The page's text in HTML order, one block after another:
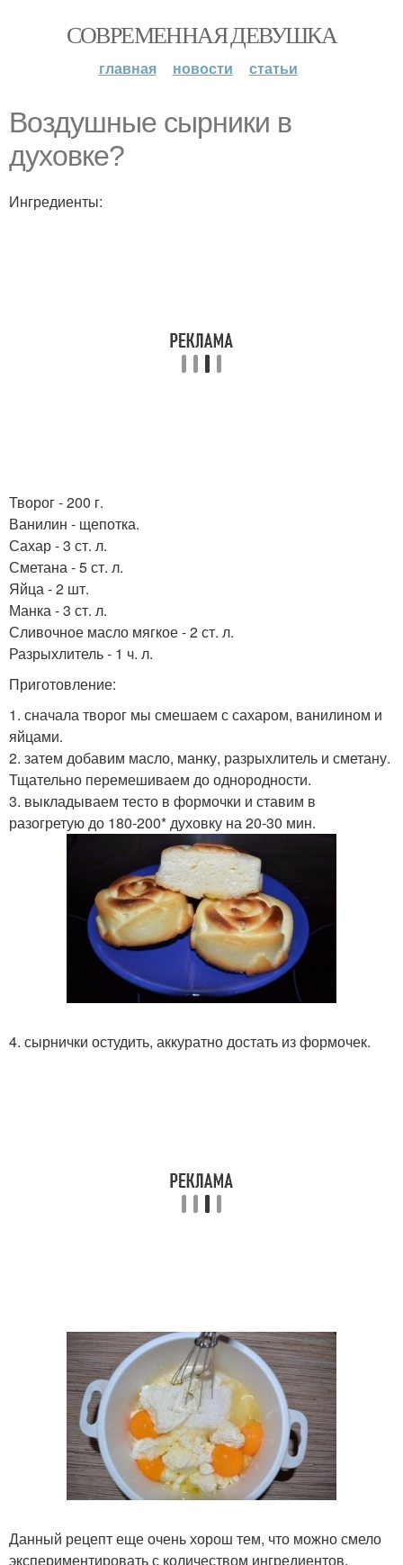
СОВРЕМЕННАЯ ДЕВУШКА
главная новости статьи
Воздушные сырники в
духовке?
Ингредиенты:
Творог - 200 г.
Ванилин - щепотка.
Сахар - 3 ст. л.
Сметана - 5 ст. л.
Яйца - 2 шт.
Манка - 3 ст. л.
Сливочное масло мягкое - 2 ст. л.
Разрыхлитель - 1 ч. л.
Приготовление:
1. сначала творог мы смешаем с сахаром, ванилином и
яйцами.
2. затем добавим масло, манку, разрыхлитель и сметану.
Тщательно перемешиваем до однородности.
3. выкладываем тесто в формочки и ставим в
разогретую до 180-200* духовку на 20-30 мин.
4. сырнички остудить, аккуратно достать из формочек.
Данный рецепт еще очень хорош тем, что можно смело
экспериментировать с количеством ингредиентов.